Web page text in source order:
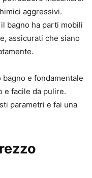
aggressivi.
il bagno ha parti mobili
assicurati che siano
e fondamentale
e facile da pulire.
parametri e fai una